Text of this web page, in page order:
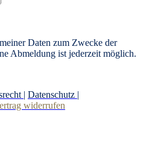
Daten zum Zwecke der
Abmeldung ist jederzeit möglich.
| Datenschutz |
widerrufen